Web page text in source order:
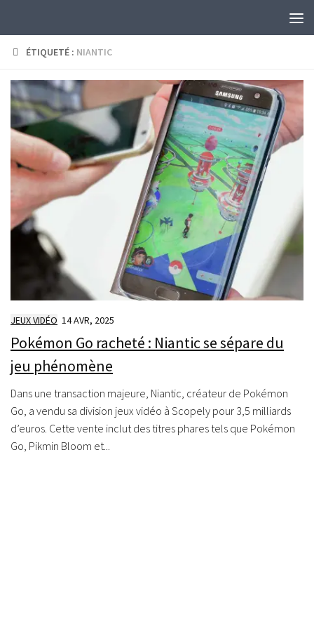
ÉTIQUETÉ : NIANTIC
JEUX VIDÉO 14 AVR, 2025
Pokémon Go racheté : Niantic se sépare du
jeu phénomène
Dans une transaction majeure, Niantic, créateur de Pokémon
Go, a vendu sa division jeux vidéo à Scopely pour 3,5 milliards
d’euros. Cette vente inclut des titres phares tels que Pokémon
Go, Pikmin Bloom et...